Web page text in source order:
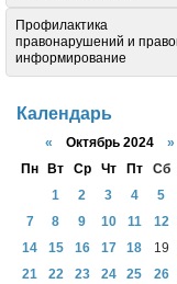
Профилактика
правонарушений и
информирование
Календарь
« Октябрь 2024 »
Пн
Вт Ср Чт Пт Сб
1
2 3 4 5
7
8 9 10 11 12
14
15 16 17 18 19
21
22 23 24 25 26